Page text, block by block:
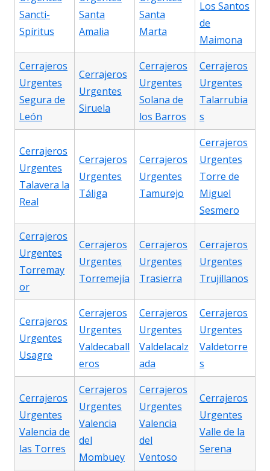
Sancti-
Spíritus
Santa
Amalia
Santa
Marta
Los Santos
de
Maimona
Cerrajeros
Urgentes
Segura de
León
Cerrajeros
Urgentes
Siruela
Cerrajeros
Urgentes
Solana de
los Barros
Cerrajeros
Urgentes
Talarrubia
s
Cerrajeros
Urgentes
Talavera la
Real
Cerrajeros
Urgentes
Táliga
Cerrajeros
Urgentes
Tamurejo
Cerrajeros
Urgentes
Torre de
Miguel
Sesmero
Cerrajeros
Urgentes
Torremay
or
Cerrajeros
Urgentes
Torremejía
Cerrajeros
Urgentes
Trasierra
Cerrajeros
Urgentes
Trujillanos
Cerrajeros
Urgentes
Usagre
Cerrajeros
Urgentes
Valdecaball
eros
Cerrajeros
Urgentes
Valdelacalz
ada
Cerrajeros
Urgentes
Valdetorre
s
Cerrajeros
Urgentes
Valencia de
las Torres
Cerrajeros
Urgentes
Valencia
del
Mombuey
Cerrajeros
Urgentes
Valencia
del
Ventoso
Cerrajeros
Urgentes
Valle de la
Serena